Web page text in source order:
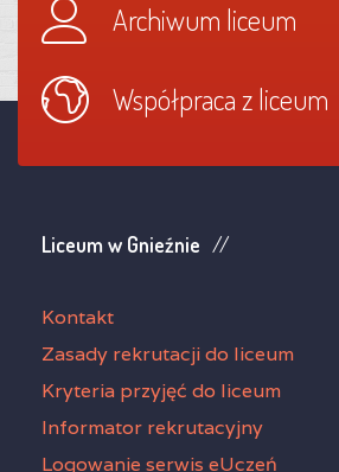
Archiwum liceum
Współpraca z liceum
Liceum w Gnieźnie
Kontakt
Zasady rekrutacji do liceum
Kryteria przyjęć do liceum
Informator rekrutacyjny
Logowanie serwis eUczeń